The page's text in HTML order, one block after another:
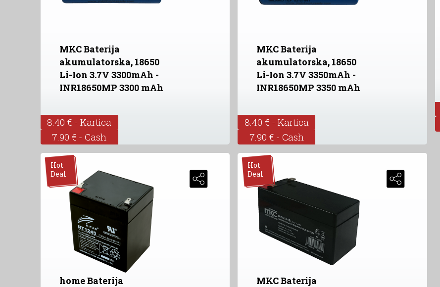
MKC Baterija
akumulatorska, 18650
Li-Ion 3.7V 3300mAh -
INR18650MP 3300 mAh
8.40 € - Kartica
7.90 € - Cash
MKC Baterija
akumulatorska, 18650
Li-Ion 3.7V 3350mAh -
INR18650MP 3350 mAh
8.40 € - Kartica
7.90 € - Cash
Hot
Deal
home Baterija
Hot
Deal
MKC Baterija